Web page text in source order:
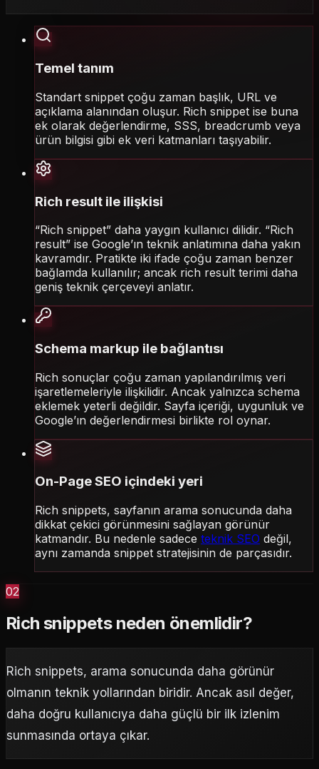
Temel tanım
Standart snippet çoğu zaman başlık, URL ve
açıklama alanından oluşur. Rich snippet ise buna
ek olarak değerlendirme, SSS, breadcrumb veya
ürün bilgisi gibi ek veri katmanları taşıyabilir.
Rich result ile ilişkisi
“Rich snippet” daha yaygın kullanıcı dilidir. “Rich
result” ise Google’ın teknik anlatımına daha yakın
kavramdır. Pratikte iki ifade çoğu zaman benzer
bağlamda kullanılır; ancak rich result terimi daha
geniş teknik çerçeveyi anlatır.
Schema markup ile bağlantısı
Rich sonuçlar çoğu zaman yapılandırılmış veri
işaretlemeleriyle ilişkilidir. Ancak yalnızca schema
eklemek yeterli değildir. Sayfa içeriği, uygunluk ve
Google’ın değerlendirmesi birlikte rol oynar.
On-Page SEO içindeki yeri
Rich snippets, sayfanın arama sonucunda daha
dikkat çekici görünmesini sağlayan görünür
katmandır. Bu nedenle sadece teknik SEO değil,
aynı zamanda snippet stratejisinin de parçasıdır.
02
Rich snippets neden önemlidir?
Rich snippets, arama sonucunda daha görünür
olmanın teknik yollarından biridir. Ancak asıl değer,
daha doğru kullanıcıya daha güçlü bir ilk izlenim
sunmasında ortaya çıkar.